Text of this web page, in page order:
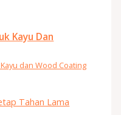
Kayu Dan
dan Wood Coating